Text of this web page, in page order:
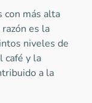
con más alta
es la
niveles de
café y la
a la